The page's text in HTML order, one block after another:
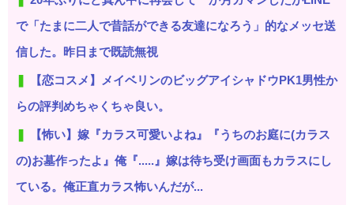
で「たまに二人で昔話ができる友達になろう」的なメッセ送
信した。昨日まで既読無視
【恋コスメ】メイベリンのビッグアイシャドウPK1男性か
らの評判めちゃくちゃ良い。
【怖い】嫁『カラス可愛いよね』『うちのお庭に(カラス
の)お墓作ったよ』俺『.....』嫁は待ち受け画面もカラスにし
ている。俺正直カラス怖いんだが...